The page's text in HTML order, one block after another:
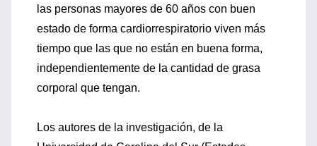
las personas mayores de 60 años con buen
estado de forma cardiorrespiratorio viven más
tiempo que las que no están en buena forma,
independientemente de la cantidad de grasa
corporal que tengan.
Los autores de la investigación, de la